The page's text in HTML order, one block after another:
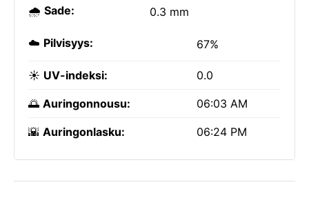
🌧️ Sade: 0.3 mm
☁️ Pilvisyys: 67%
☀️ UV-indeksi: 0.0
🌅 Auringonnousu: 06:03 AM
🌇 Auringonlasku: 06:24 PM